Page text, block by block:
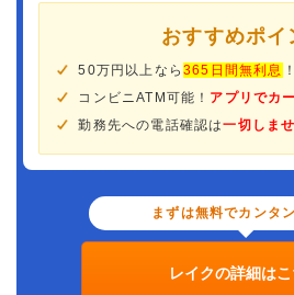
おすすめポイ
50万円以上なら365日間無利息
！
コンビニATM可能！ アプリでカ
勤務先への電話確認は一切しませ
まずは無料でカンタ
レイクの詳細は